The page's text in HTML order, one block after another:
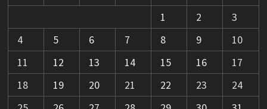
1
2
3
4
5 6 7 8 9
10
11
12 13 14 15 16
17
18
19 20 21 22 23
24